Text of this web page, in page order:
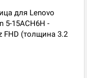
для Lenovo
5-15ACH6H -
FHD (толщина 3.2